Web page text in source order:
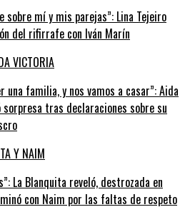
sobre mí y mis parejas”: Lina Tejeiro
del rifirrafe con Iván Marín
una familia, y nos vamos a casar”: Aida
tras declaraciones sobre su
La Blanquita reveló, destrozada en
con Naim por las faltas de respeto